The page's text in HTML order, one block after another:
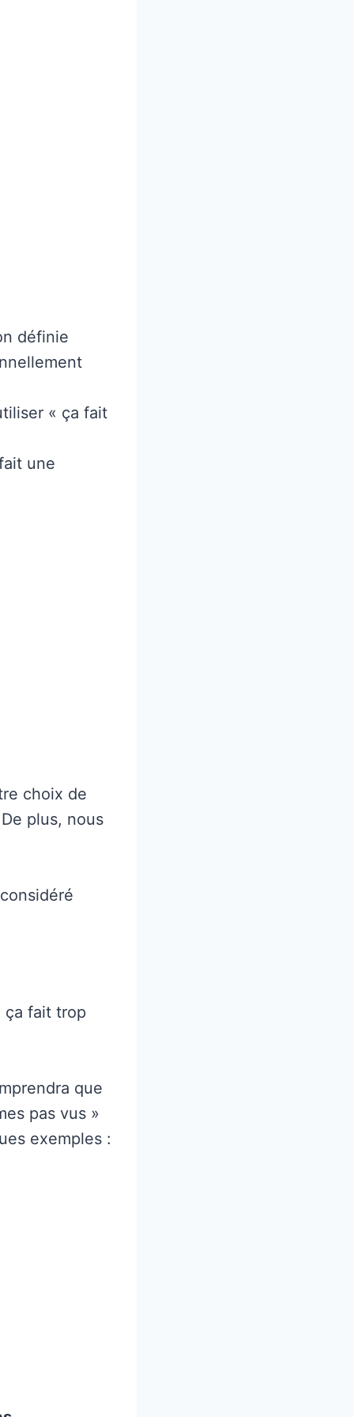
définie
« ça fait
une
choix de
plus, nous
ça fait trop
que
pas vus »
exemples :